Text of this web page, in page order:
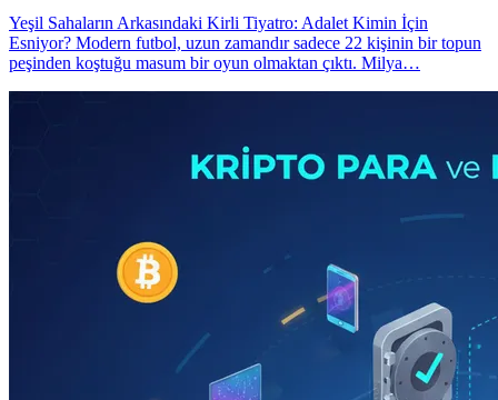
Yeşil Sahaların Arkasındaki Kirli Tiyatro: Adalet Kimin İçin
Esniyor? Modern futbol, uzun zamandır sadece 22 kişinin bir topun
peşinden koştuğu masum bir oyun olmaktan çıktı. Milya…